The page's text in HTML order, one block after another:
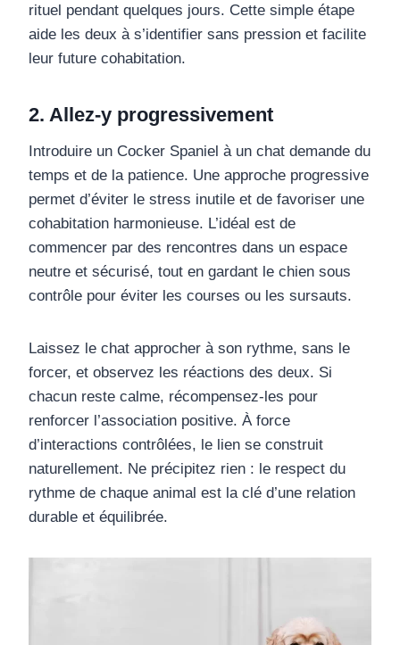
rituel pendant quelques jours. Cette simple étape
aide les deux à s’identifier sans pression et facilite
leur future cohabitation.
2. Allez-y progressivement
Introduire un Cocker Spaniel à un chat demande du
temps et de la patience. Une approche progressive
permet d’éviter le stress inutile et de favoriser une
cohabitation harmonieuse. L’idéal est de
commencer par des rencontres dans un espace
neutre et sécurisé, tout en gardant le chien sous
contrôle pour éviter les courses ou les sursauts.
Laissez le chat approcher à son rythme, sans le
forcer, et observez les réactions des deux. Si
chacun reste calme, récompensez-les pour
renforcer l’association positive. À force
d’interactions contrôlées, le lien se construit
naturellement. Ne précipitez rien : le respect du
rythme de chaque animal est la clé d’une relation
durable et équilibrée.